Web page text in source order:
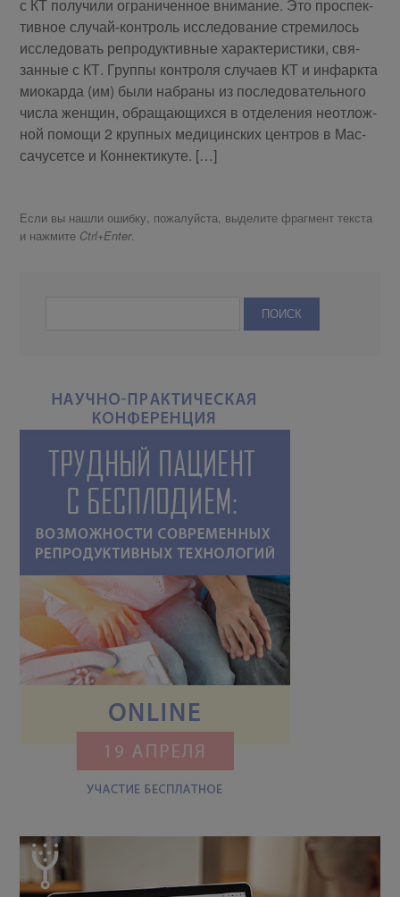
с КТ по­лу­чи­ли огра­ни­чен­ное вни­ма­ние. Это про­спек­
тив­ное слу­чай-кон­троль ис­сле­до­ва­ние стре­ми­лось
ис­сле­до­вать ре­про­дук­тив­ные ха­рак­те­ри­сти­ки, свя­
зан­ные с КТ. Груп­пы кон­тро­ля слу­ча­ев КТ и ин­фарк­та
мио­кар­да (им) бы­ли на­бра­ны из по­сле­до­ва­тель­но­го
чис­ла жен­щин, об­ра­ща­ю­щих­ся в от­де­ле­ния неот­лож­
ной по­мо­щи 2 круп­ных ме­ди­цин­ских цен­тров в Мас­
са­чу­сет­се и Кон­нек­ти­ку­те. […]
Если вы нашли ошибку, пожалуйста, выделите фрагмент текста
и нажмите Ctrl+Enter.